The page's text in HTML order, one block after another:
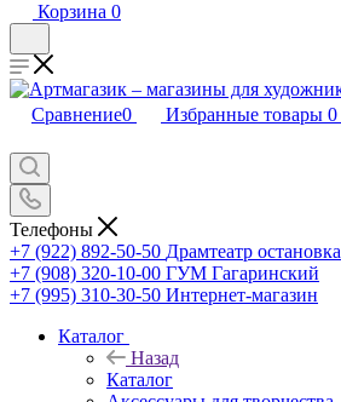
Корзина 0
Сравнение0 Избранные товары 0
Телефоны
+7 (922) 892-50-50 Драмтеатр остановка
+7 (908) 320-10-00 ГУМ Гагаринский
+7 (995) 310-30-50 Интернет-магазин
Каталог
Назад
Каталог